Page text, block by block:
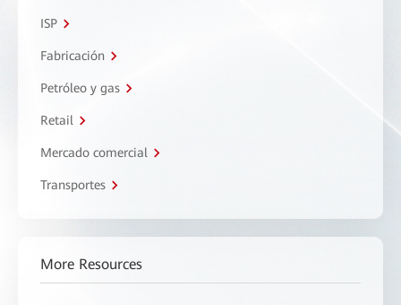
ISP
Fabricación
Petróleo y gas
Retail
Mercado comercial
Transportes
More Resources